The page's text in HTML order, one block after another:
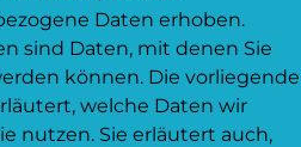
Daten erhoben.
sind Daten, mit denen Sie
können. Die vorliegende
welche Daten wir
nutzen. Sie erläutert auch,